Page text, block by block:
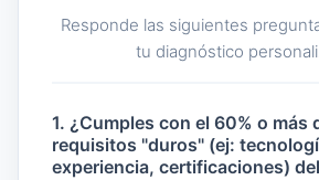
Responde las siguientes
tu diagnóstico
1. ¿Cumples con el 60% o más
requisitos "duros" (ej:
experiencia, certificaciones)